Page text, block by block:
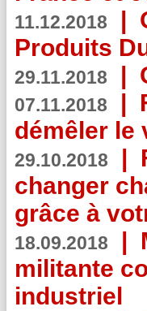
11.12.2018 |
Produits
29.11.2018 |
07.11.2018 |
démêler le
29.10.2018 |
changer
grâce à
18.09.2018 |
militante
industriel